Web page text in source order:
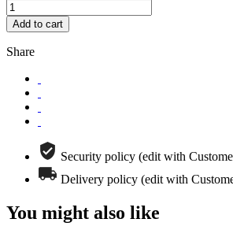
Add to cart
Share
Security policy (edit with
Delivery policy (edit with
You might also like